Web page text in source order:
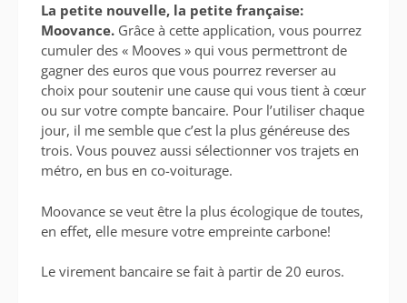
La petite nouvelle, la petite française:
Moovance. Grâce à cette application, vous pourrez
cumuler des « Mooves » qui vous permettront de
gagner des euros que vous pourrez reverser au
choix pour soutenir une cause qui vous tient à cœur
ou sur votre compte bancaire. Pour l’utiliser chaque
jour, il me semble que c’est la plus généreuse des
trois. Vous pouvez aussi sélectionner vos trajets en
métro, en bus en co-voiturage.
Moovance se veut être la plus écologique de toutes,
en effet, elle mesure votre empreinte carbone!
Le virement bancaire se fait à partir de 20 euros.